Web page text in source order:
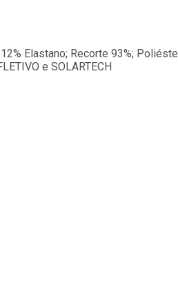
Elastano; Recorte 93%;
e SOLARTECH